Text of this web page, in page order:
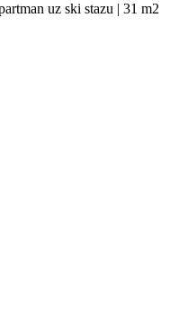
uz ski stazu | 31 m2